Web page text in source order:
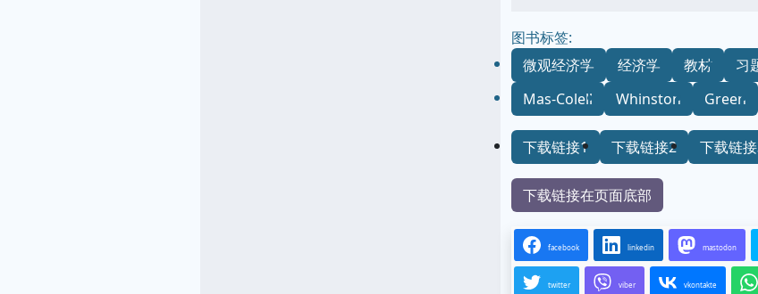
图书标签:
微观经济学
经济学 教材 习
Mas-Colell
Whinston Green
下载链接1 下载链接2 下载链
下载链接在页面底部
facebook linkedin mastodon
twitter viber vkontakte